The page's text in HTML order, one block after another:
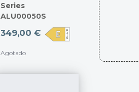
Series
ALU00050S
349,00 €
Agotado